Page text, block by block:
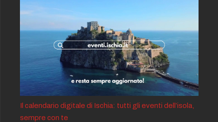
Il calendario digitale di Ischia: tutti gli eventi dell’isola,
sempre con te